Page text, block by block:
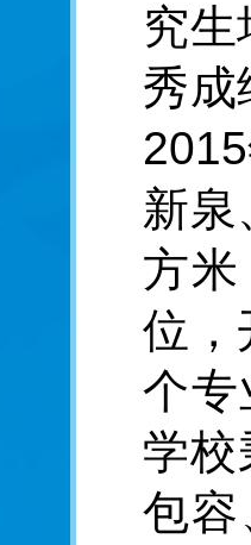
究
秀成
新泉
方
位，
个专
学校
包容